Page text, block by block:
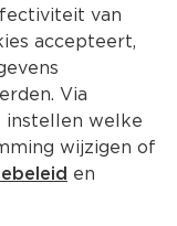
van
accepteert,
Via
instellen welke
wijzigen of
en